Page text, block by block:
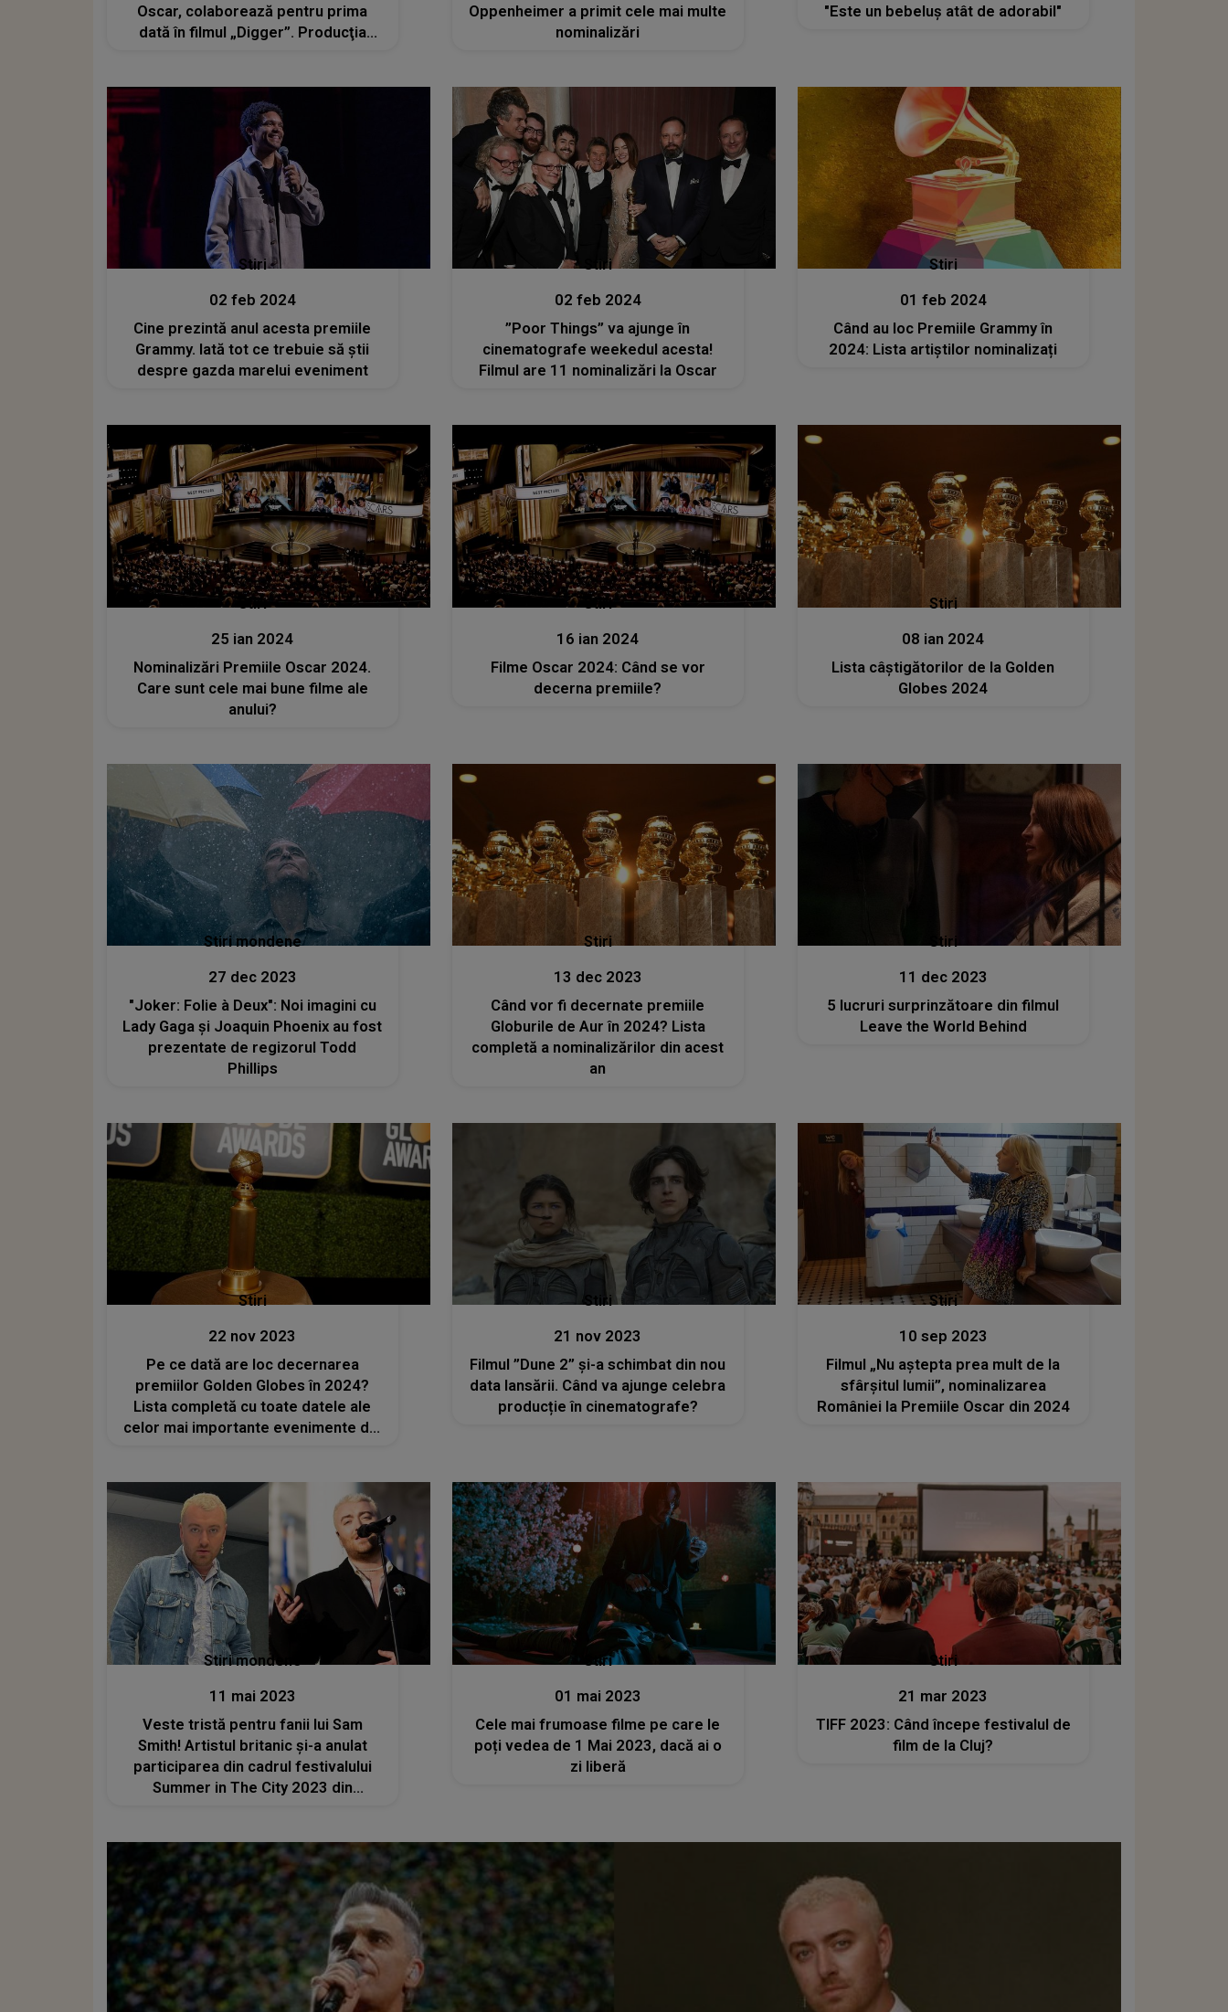
Oscar, colaborează pentru prima
dată în filmul „Digger”. Producţia
Oppenheimer a primit cele mai multe
nominalizări
"Este un bebeluş atât de adorabil"
Stiri
02 feb 2024
Cine prezintă anul acesta premiile
Grammy. Iată tot ce trebuie să știi
despre gazda marelui eveniment
Stiri
02 feb 2024
”Poor Things” va ajunge în
cinematografe weekedul acesta!
Filmul are 11 nominalizări la Oscar
Stiri
01 feb 2024
Când au loc Premiile Grammy în
2024: Lista artiștilor nominalizați
Stiri
25 ian 2024
Nominalizări Premiile Oscar 2024.
Care sunt cele mai bune filme ale
anului?
Stiri
16 ian 2024
Filme Oscar 2024: Când se vor
decerna premiile?
Stiri
08 ian 2024
Lista câștigătorilor de la Golden
Globes 2024
Stiri mondene
27 dec 2023
"Joker: Folie à Deux": Noi imagini cu
Lady Gaga şi Joaquin Phoenix au fost
prezentate de regizorul Todd
Phillips
Stiri
13 dec 2023
Când vor fi decernate premiile
Globurile de Aur în 2024? Lista
completă a nominalizărilor din acest
an
Stiri
11 dec 2023
5 lucruri surprinzătoare din filmul
Leave the World Behind
Stiri
22 nov 2023
Pe ce dată are loc decernarea
premiilor Golden Globes în 2024?
Lista completă cu toate datele ale
celor mai importante evenimente din
Stiri
21 nov 2023
Filmul ”Dune 2” și-a schimbat din nou
data lansării. Când va ajunge celebra
producție în cinematografe?
Stiri
10 sep 2023
Filmul „Nu aştepta prea mult de la
sfârşitul lumii”, nominalizarea
României la Premiile Oscar din 2024
Stiri mondene
11 mai 2023
Veste tristă pentru fanii lui Sam
Smith! Artistul britanic și-a anulat
participarea din cadrul festivalului
Summer in The City 2023 din
Stiri
01 mai 2023
Cele mai frumoase filme pe care le
poți vedea de 1 Mai 2023, dacă ai o
zi liberă
Stiri
21 mar 2023
TIFF 2023: Când începe festivalul de
film de la Cluj?